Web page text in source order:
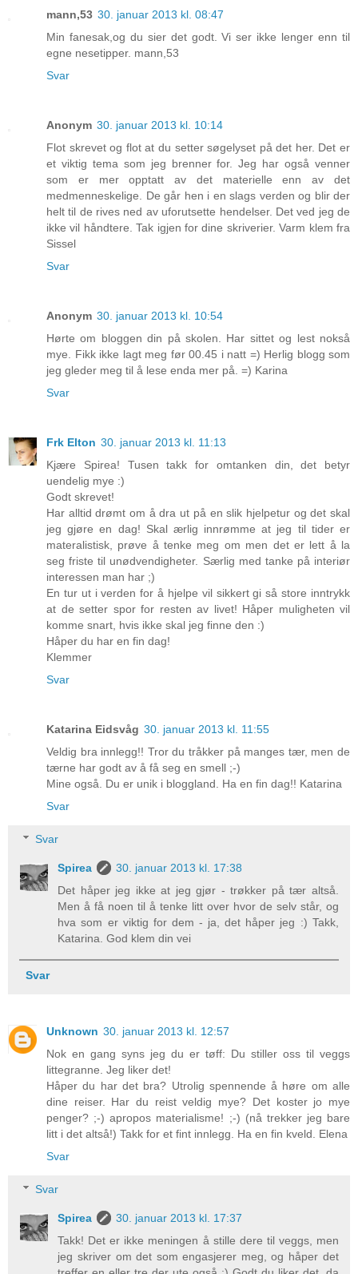
mann,53 30. januar 2013 kl. 08:47
Min fanesak,og du sier det godt. Vi ser ikke lenger enn til
egne nesetipper. mann,53
Svar
Anonym 30. januar 2013 kl. 10:14
Flot skrevet og flot at du setter søgelyset på det her. Det er
et viktig tema som jeg brenner for. Jeg har også venner
som er mer opptatt av det materielle enn av det
medmenneskelige. De går hen i en slags verden og blir der
helt til de rives ned av uforutsette hendelser. Det ved jeg de
ikke vil håndtere. Tak igjen for dine skriverier. Varm klem fra
Sissel
Svar
Anonym 30. januar 2013 kl. 10:54
Hørte om bloggen din på skolen. Har sittet og lest nokså
mye. Fikk ikke lagt meg før 00.45 i natt =) Herlig blogg som
jeg gleder meg til å lese enda mer på. =) Karina
Svar
Frk Elton 30. januar 2013 kl. 11:13
Kjære Spirea! Tusen takk for omtanken din, det betyr
uendelig mye :)
Godt skrevet!
Har alltid drømt om å dra ut på en slik hjelpetur og det skal
jeg gjøre en dag! Skal ærlig innrømme at jeg til tider er
materalistisk, prøve å tenke meg om men det er lett å la
seg friste til unødvendigheter. Særlig med tanke på interiør
interessen man har ;)
En tur ut i verden for å hjelpe vil sikkert gi så store inntrykk
at de setter spor for resten av livet! Håper muligheten vil
komme snart, hvis ikke skal jeg finne den :)
Håper du har en fin dag!
Klemmer
Svar
Katarina Eidsvåg 30. januar 2013 kl. 11:55
Veldig bra innlegg!! Tror du tråkker på manges tær, men de
tærne har godt av å få seg en smell ;-)
Mine også. Du er unik i bloggland. Ha en fin dag!! Katarina
Svar
Svar
Spirea
30. januar 2013 kl. 17:38
Det håper jeg ikke at jeg gjør - trøkker på tær altså.
Men å få noen til å tenke litt over hvor de selv står, og
hva som er viktig for dem - ja, det håper jeg :) Takk,
Katarina. God klem din vei
Svar
Unknown 30. januar 2013 kl. 12:57
Nok en gang syns jeg du er tøff: Du stiller oss til veggs
littegranne. Jeg liker det!
Håper du har det bra? Utrolig spennende å høre om alle
dine reiser. Har du reist veldig mye? Det koster jo mye
penger? ;-) apropos materialisme! ;-) (nå trekker jeg bare
litt i det altså!) Takk for et fint innlegg. Ha en fin kveld. Elena
Svar
Svar
Spirea
30. januar 2013 kl. 17:37
Takk! Det er ikke meningen å stille dere til veggs, men
jeg skriver om det som engasjerer meg, og håper det